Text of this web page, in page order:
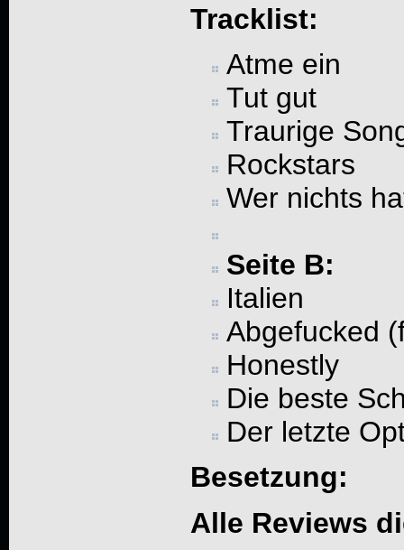
Tracklist:
Atme ein
Tut gut
Traurige
Rockstars
Wer nichts
Seite B:
Italien
Abgefucked
Honestly
Die beste
Der letzte
Besetzung:
Alle Reviews